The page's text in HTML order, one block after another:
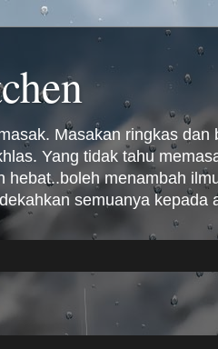
Masakan ringkas
Yang tidak tahu
hebat..boleh menambah
semuanya kepada